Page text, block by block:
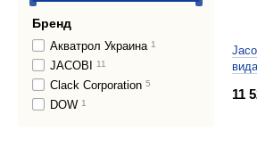
11
Бренд
Акватрол Украина 1
JACOBI 11
Clack Corporation 5
DOW 1